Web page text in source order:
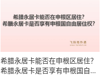
希腊永居卡能否在申根区居住？
希腊永居卡是否享有申根国自由